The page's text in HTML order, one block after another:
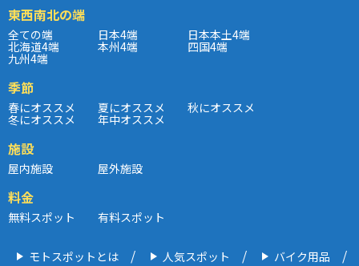
東西南北の端
全ての端 日本4端 日本本土4端
北海道4端 本州4端 四国4端
九州4端
季節
春にオススメ 夏にオススメ 秋にオススメ
冬にオススメ 年中オススメ
施設
屋内施設 屋外施設
料金
無料スポット 有料スポット
モトスポットとは 人気スポット バイク用品